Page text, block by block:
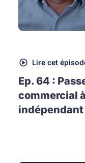
Lire cet
Ep. 64 :
commercial